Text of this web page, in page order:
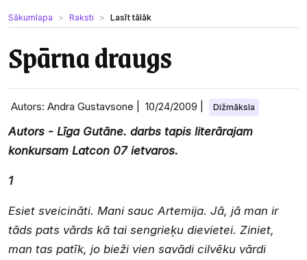
Sākumlapa Raksti Lasīt tālāk
Spārna draugs
Autors: Andra Gustavsone | 10/24/2009 Dižmāksla
Autors - Līga Gutāne. darbs tapis literārajam
konkursam Latcon 07 ietvaros.
1
Esiet sveicināti. Mani sauc Artemija. Jā, jā man ir
tāds pats vārds kā tai sengrieķu dievietei. Ziniet,
man tas patīk, jo bieži vien savādi cilvēku vārdi